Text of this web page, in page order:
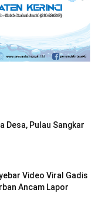
Vs
Mesum Hot
Desa, Pulau Sangkar
Video Viral Gadis
Ancam Lapor